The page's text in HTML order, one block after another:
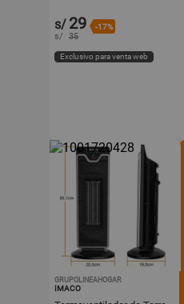
s/ 29 -17%
s/ 35
Exclusivo para venta web
GRUPOLINEAHOGAR
IMACO